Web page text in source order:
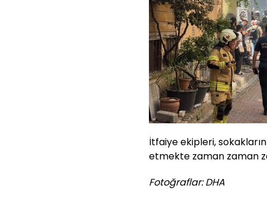
İtfaiye ekipleri,
etmekte zaman zaman
Fotoğraflar: DHA